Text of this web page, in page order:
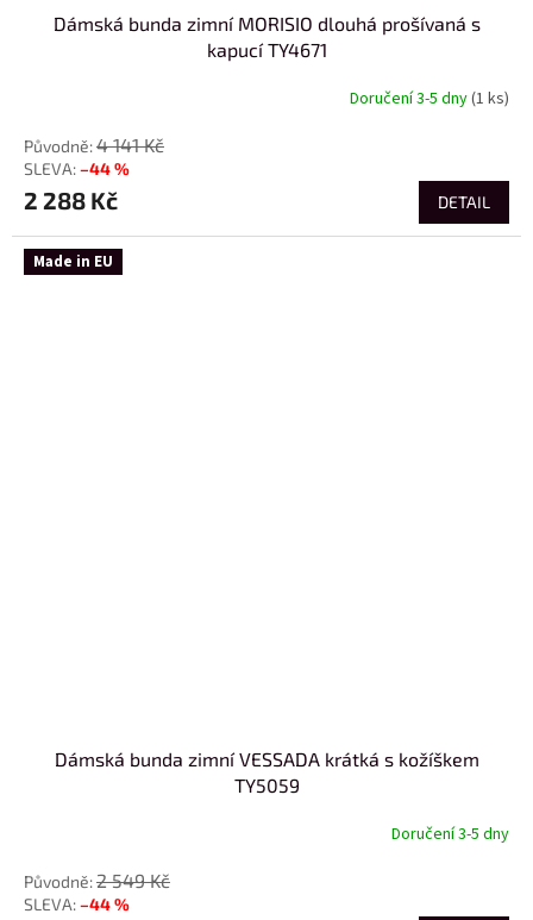
Dámská bunda zimní MORISIO dlouhá prošívaná s
kapucí TY4671
Doručení 3-5 dny(1 ks)
4 141 Kč
–44 %
2 288 Kč DETAIL
Made in EU
Dámská bunda zimní VESSADA krátká s kožíškem
TY5059
Doručení 3-5 dny
2 549 Kč
–44 %